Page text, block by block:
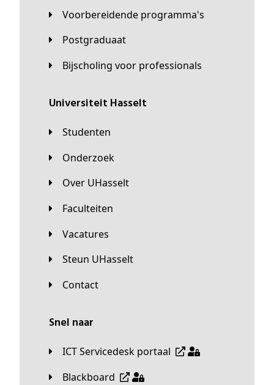
Voorbereidende programma's
Postgraduaat
Bijscholing voor professionals
universiteit Hasselt
Studenten
Onderzoek
Over UHasselt
Faculteiten
Vacatures
Steun UHasselt
Contact
Snel naar
ICT Servicedesk portaal
Blackboard